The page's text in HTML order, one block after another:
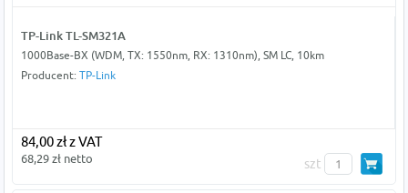
TP-Link TL-SM321A
1000Base-BX (WDM, TX: 1550nm, RX: 1310nm), SM LC, 10km
Producent: TP-Link
84,00 zł z VAT
68,29 zł netto szt